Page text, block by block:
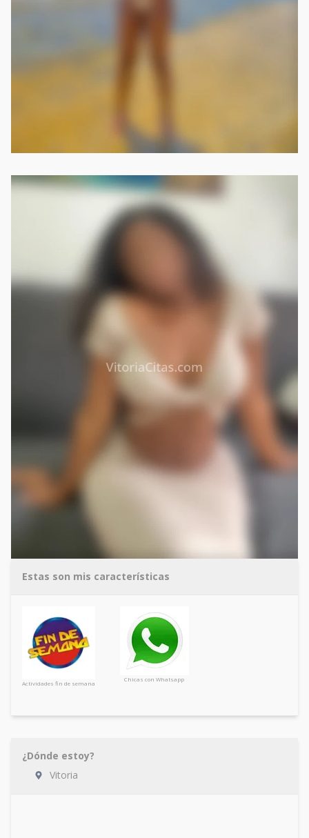
Estas son mis características
Actividades fin de semana
Chicas con Whatsapp
¿Dónde estoy?
Vitoria